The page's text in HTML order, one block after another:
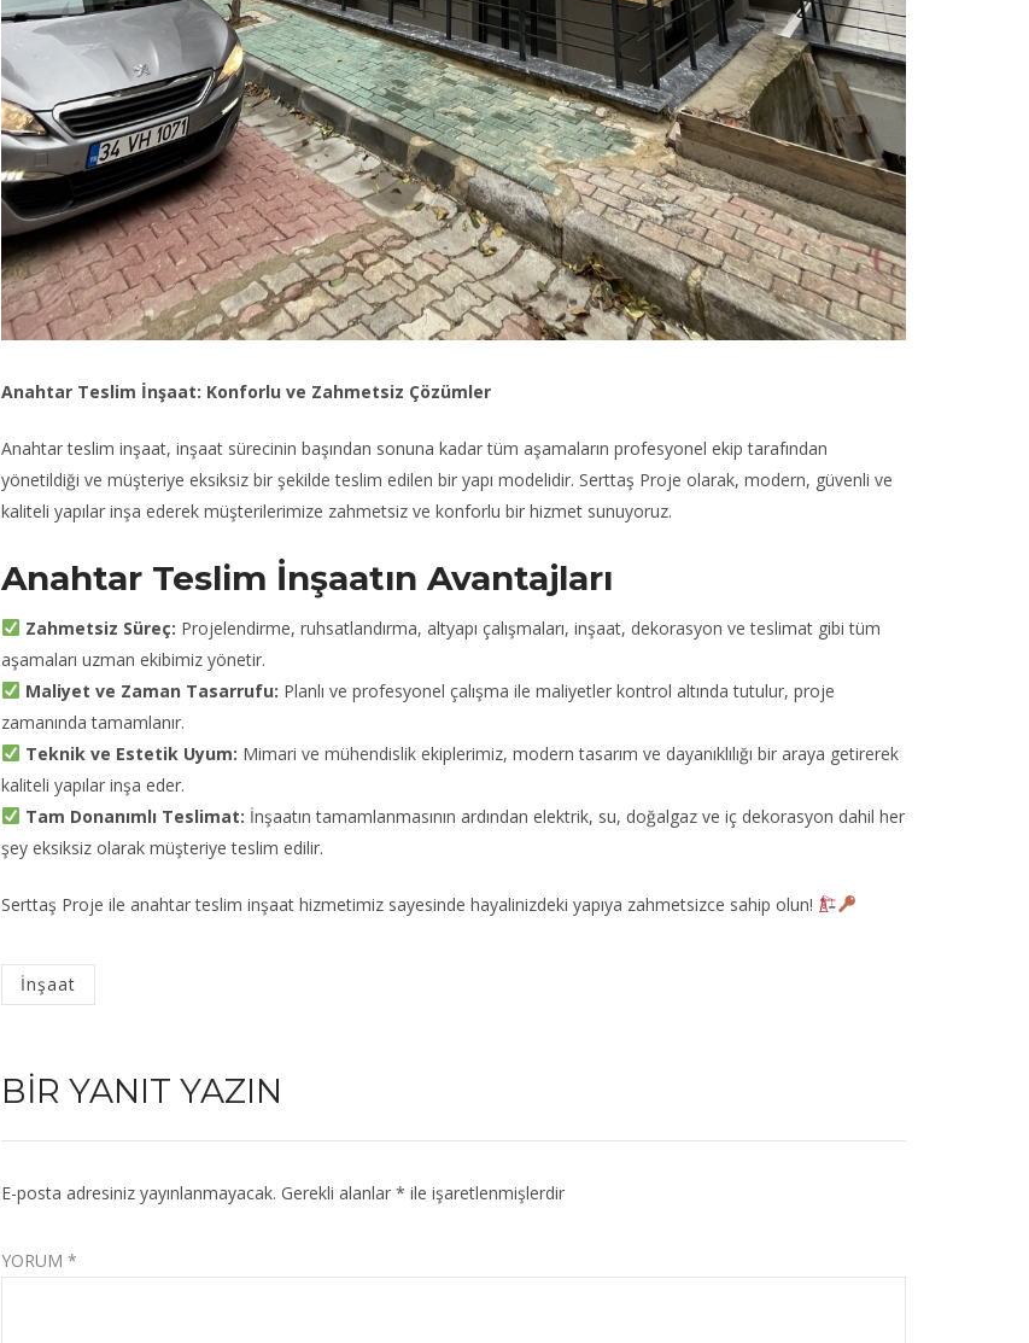
Anahtar Teslim İnşaat: Konforlu ve Zahmetsiz Çözümler
Anahtar teslim inşaat, inşaat sürecinin başından sonuna kadar tüm aşamaların profesyonel ekip tarafından
yönetildiği ve müşteriye eksiksiz bir şekilde teslim edilen bir yapı modelidir. Serttaş Proje olarak, modern, güvenli ve
kaliteli yapılar inşa ederek müşterilerimize zahmetsiz ve konforlu bir hizmet sunuyoruz.
Anahtar Teslim İnşaatın Avantajları
Zahmetsiz Süreç: Projelendirme, ruhsatlandırma, altyapı çalışmaları, inşaat, dekorasyon ve teslimat gibi tüm
aşamaları uzman ekibimiz yönetir.
Maliyet ve Zaman Tasarrufu: Planlı ve profesyonel çalışma ile maliyetler kontrol altında tutulur, proje
zamanında tamamlanır.
Teknik ve Estetik Uyum: Mimari ve mühendislik ekiplerimiz, modern tasarım ve dayanıklılığı bir araya getirerek
kaliteli yapılar inşa eder.
Tam Donanımlı Teslimat: İnşaatın tamamlanmasının ardından elektrik, su, doğalgaz ve iç dekorasyon dahil her
şey eksiksiz olarak müşteriye teslim edilir.
Serttaş Proje ile anahtar teslim inşaat hizmetimiz sayesinde hayalinizdeki yapıya zahmetsizce sahip olun!
Categorized
in
İnşaat
BIR YANIT YAZIN
E-posta adresiniz yayınlanmayacak. Gerekli alanlar* ile işaretlenmişlerdir
YORUM*